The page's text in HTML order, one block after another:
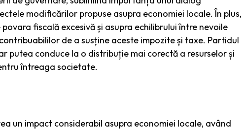
modificărilor propuse asupra economiei locale. În plus,
fiscală excesivă și asupra echilibrului între nevoile
de a susține aceste impozite și taxe. Partidul
putea conduce la o distribuție mai corectă a resurselor și
întreaga societate.
un impact considerabil asupra economiei locale, având